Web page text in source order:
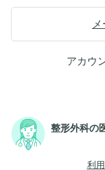
アカウ
整形外科の
利